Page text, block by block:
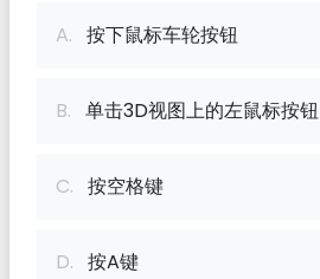
A. 按下鼠标车轮按钮
B. 单击3D视图上的左鼠标按钮
C. 按空格键
D. 按A键